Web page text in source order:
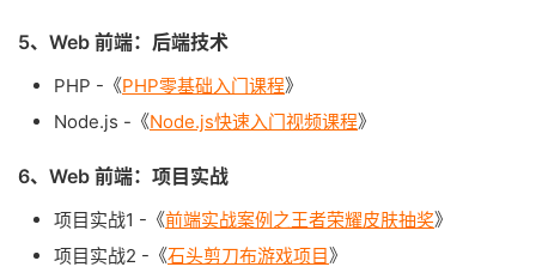
5、Web 前端：后端技术
PHP -《PHP零基础入门课程》
Node.js -《Node.js快速入门视频课程》
6、Web 前端：项目实战
项目实战1 -《前端实战案例之王者荣耀皮肤抽奖》
项目实战2 -《石头剪刀布游戏项目》